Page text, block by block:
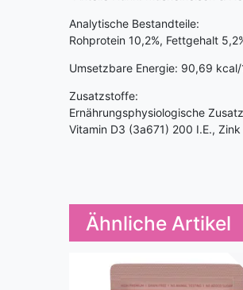
Analytische Bestandteile:
Rohprotein 10,2%, Fettgehalt
Umsetzbare Energie: 90,69
Zusatzstoffe:
Ernährungsphysiologische
Vitamin D3 (3a671) 200 I.E.,
Ähnliche Artikel